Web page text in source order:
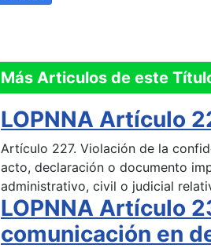
Más Articulos de este
LOPNNA Artículo
Artículo 227. Violación de la
acto, declaración o documento
administrativo, civil o judicial
LOPNNA Artículo
comunicación en